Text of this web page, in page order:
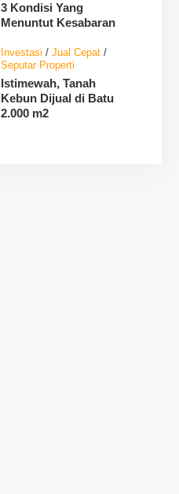
3 Kondisi Yang
Menuntut Kesabaran
Investasi / Jual Cepat /
Seputar Properti
Istimewah, Tanah
Kebun Dijual di Batu
2.000 m2